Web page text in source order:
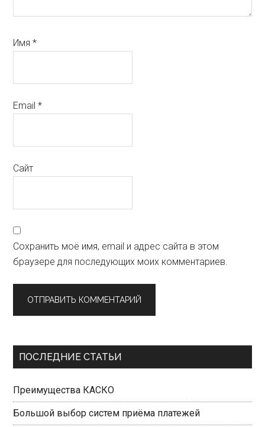
Имя*
Email*
Сайт
Сохранить моё имя, email и адрес сайта в этом
браузере для последующих моих комментариев.
Primary
ПОСЛЕДНИЕ СТАТЬИ
Преимущества КАСКО
Большой выбор систем приёма платежей